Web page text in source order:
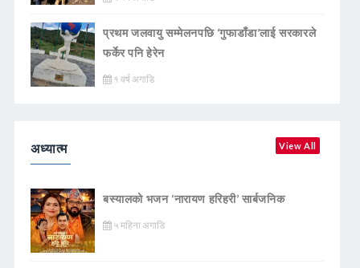
प्रथम जलवायु सम्मेलनपछि ‘गुफाडाँडा’लाई सरकारले
फर्केर पनि हेरेन
१ वर्ष अगाडि
अध्यात्म View All
बस्यालको भजन ‘नारायण हरिहरी’ सार्बजनिक
५ महिना अगाडि